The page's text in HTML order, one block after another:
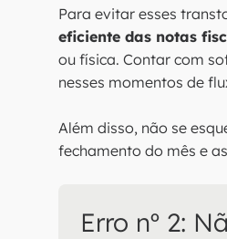
Para evitar esses
eficiente das notas
ou física. Contar com
nesses momentos de
Além disso, não se
fechamento do mês e
Erro nº 2: